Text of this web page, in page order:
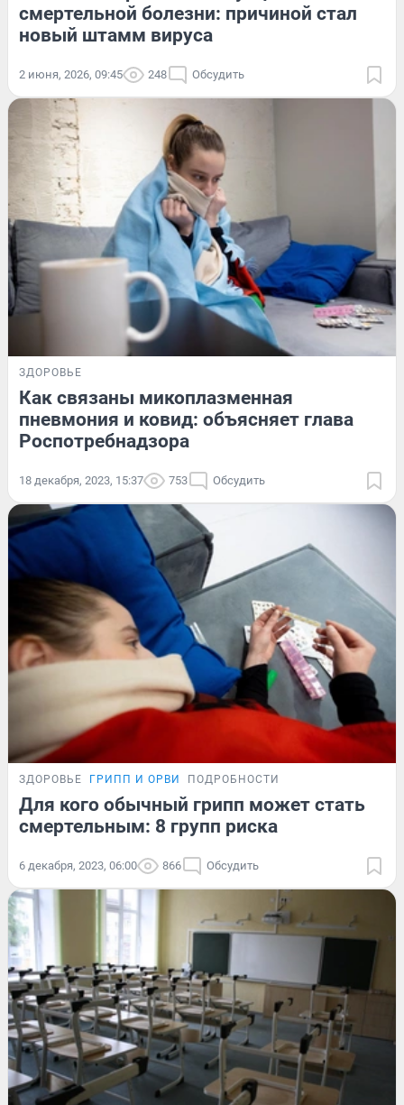
смертельной болезни: причиной стал
новый штамм вируса
2 июня, 2026, 09:45 248 Обсудить
ЗДОРОВЬЕ
Как связаны микоплазменная
пневмония и ковид: объясняет глава
Роспотребнадзора
18 декабря, 2023, 15:37 753 Обсудить
ЗДОРОВЬЕ ГРИПП И ОРВИ ПОДРОБНОСТИ
Для кого обычный грипп может стать
смертельным: 8 групп риска
6 декабря, 2023, 06:00 866 Обсудить